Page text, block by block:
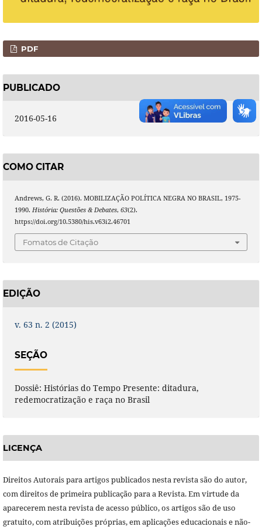
PDF
PUBLICADO
2016-05-16
COMO CITAR
Andrews, G. R. (2016). MOBILIZAÇÃO POLÍTICA NEGRA NO BRASIL, 1975-
1990. História: Questões & Debates, 63(2).
https://doi.org/10.5380/his.v63i2.46701
Fomatos de Citação
EDIÇÃO
v. 63 n. 2 (2015)
SEÇÃO
Dossiê: Histórias do Tempo Presente: ditadura,
redemocratização e raça no Brasil
LICENÇA
Direitos Autorais para artigos publicados nesta revista são do autor,
com direitos de primeira publicação para a Revista. Em virtude da
aparecerem nesta revista de acesso público, os artigos são de uso
gratuito, com atribuições próprias, em aplicações educacionais e não-